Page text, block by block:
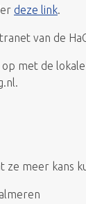
deze link.
van de
met de
meer kans